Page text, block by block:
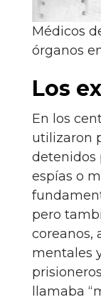
Médicos
órganos
Los
En los
utilizaron
detenidos
espías o
pero
coreanos,
mentales
llamaba